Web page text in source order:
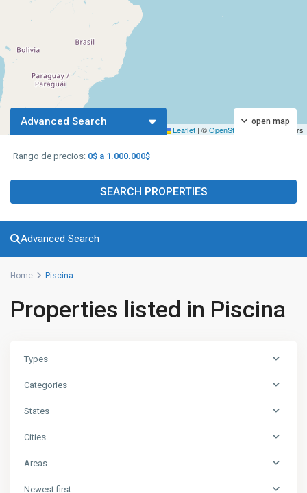
Leaflet | ©OpenStreetMap contributors
open map
Advanced Search
Rango de precios: 0$ a 1.000.000$
SEARCH PROPERTIES
Advanced Search
Home Piscina
Properties listed in Piscina
Types
Categories
States
Cities
Areas
Newest first